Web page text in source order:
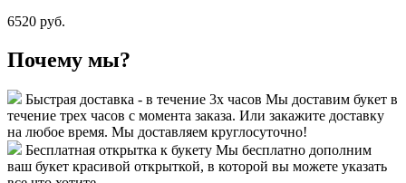
6520 руб.
Почему мы?
Быстрая доставка - в течение 3х часов Мы доставим букет в
течение трех часов с момента заказа. Или закажите доставку
на любое время. Мы доставляем круглосуточно!
Бесплатная открытка к букету Мы бесплатно дополним
ваш букет красивой открыткой, в которой вы можете указать